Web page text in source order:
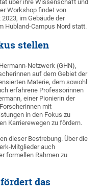
über ihre Wissenschaft und
Workshop findet von
im Gebäude der
Hubland-Campus Nord statt.
stellen
Netzwerk (GHN),
auf dem Gebiet der
Materie, dem sowohl
erfahrene Professorinnen
einer Pionierin der
mit
in den Fokus zu
Karrierewegen zu fördern.
dieser Bestrebung. Über die
Mitglieder auch
formellen Rahmen zu
das